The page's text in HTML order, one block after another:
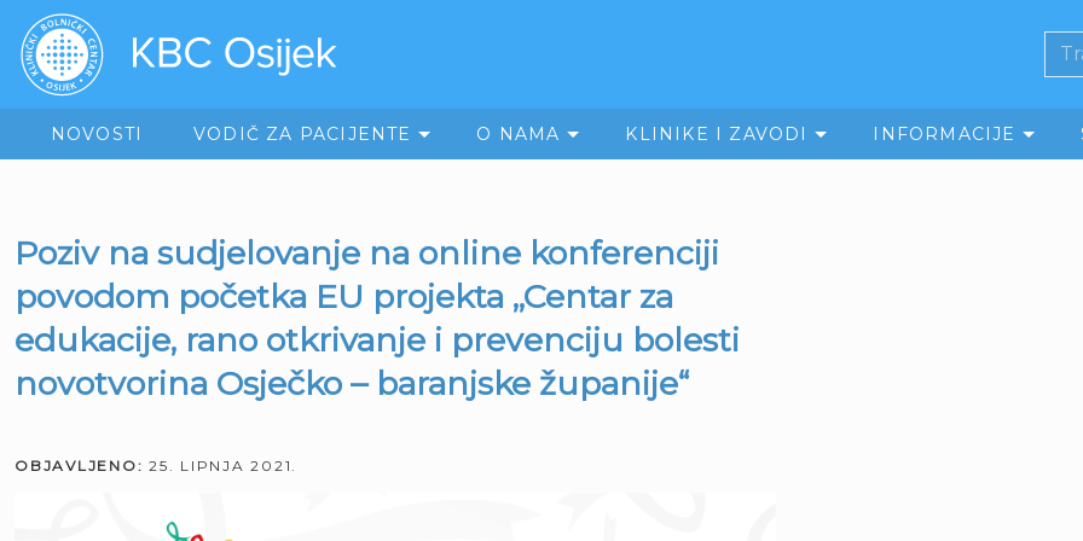
NOVOSTI VODIČ ZA PACIJENTE O NAMA KLINIKE I ZAVODI INFORMACIJE
Poziv na sudjelovanje na online konferenciji
povodom početka EU projekta „Centar za
edukacije, rano otkrivanje i prevenciju bolesti
novotvorina Osječko – baranjske županije“
OBJAVLJENO: 25. LIPNJA 2021.